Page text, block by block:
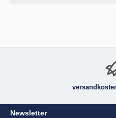
Newsletter